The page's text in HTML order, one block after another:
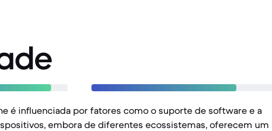
é influenciada por fatores como o suporte de software e a
embora de diferentes ecossistemas, oferecem um